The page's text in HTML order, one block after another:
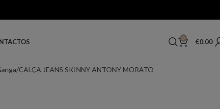
0 €0.00
CALÇA JEANS SKINNY ANTONY MORATO